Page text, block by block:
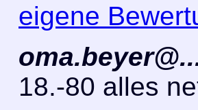
eigene
18.-80 alles